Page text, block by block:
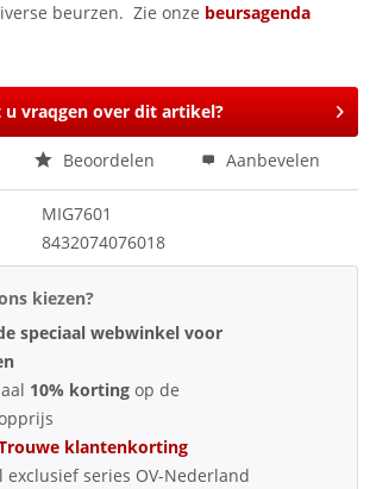
beurzen. Zie onze beursagenda
u vraqgen over dit artikel?
Beoordelen Aanbevelen
MIG7601
8432074076018
kiezen?
speciaal webwinkel voor
10% korting op de
klantenkorting
exclusief series OV-Nederland